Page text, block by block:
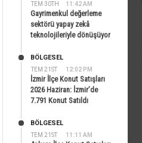
TEM 30TH 11:42 AM
Gayrimenkul değerleme
sektörü yapay zekâ
teknolojileriyle dönüşüyor
TEM 21ST 12:02 PM
BÖLGESEL
İzmir İlçe Konut Satışları
2026 Haziran: İzmir’de
7.791 Konut Satıldı
TEM 21ST 11:11 AM
BÖLGESEL